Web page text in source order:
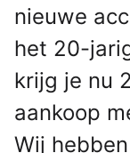
nieuwe
het 20-
krijg je nu
aankoop
Wij